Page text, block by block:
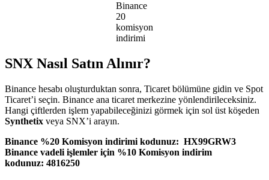
Binance
20
komisyon
indirimi
SNX Nasıl Satın Alınır?
Binance hesabı oluşturduktan sonra, Ticaret bölümüne gidin ve Spot
Ticaret’i seçin. Binance ana ticaret merkezine yönlendirileceksiniz.
Hangi çiftlerden işlem yapabileceğinizi görmek için sol üst köşeden
Synthetix veya SNX’i arayın.
Binance %20 Komisyon indirimi kodunuz: HX99GRW3
Binance vadeli işlemler için %10 Komisyon indirim
kodunuz: 4816250